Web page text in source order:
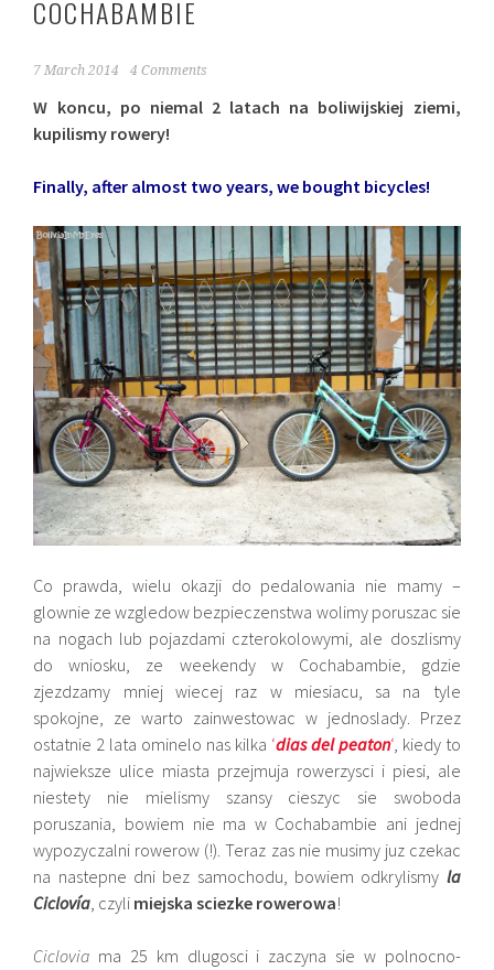
COCHABAMBIE
7 March 2014 4 Comments
W koncu, po niemal 2 latach na boliwijskiej ziemi,
kupilismy rowery!
Finally, after almost two years, we bought bicycles!
Co prawda, wielu okazji do pedalowania nie mamy –
glownie ze wzgledow bezpieczenstwa wolimy poruszac sie
na nogach lub pojazdami czterokolowymi, ale doszlismy
do wniosku, ze weekendy w Cochabambie, gdzie
zjezdzamy mniej wiecej raz w miesiacu, sa na tyle
spokojne, ze warto zainwestowac w jednoslady. Przez
ostatnie 2 lata ominelo nas kilka ‘dias del peaton‘, kiedy to
najwieksze ulice miasta przejmuja rowerzysci i piesi, ale
niestety nie mielismy szansy cieszyc sie swoboda
poruszania, bowiem nie ma w Cochabambie ani jednej
wypozyczalni rowerow (!). Teraz zas nie musimy juz czekac
na nastepne dni bez samochodu, bowiem odkrylismy la
Ciclovía, czyli miejska sciezke rowerowa!
Ciclovia ma 25 km dlugosci i zaczyna sie w polnocno-